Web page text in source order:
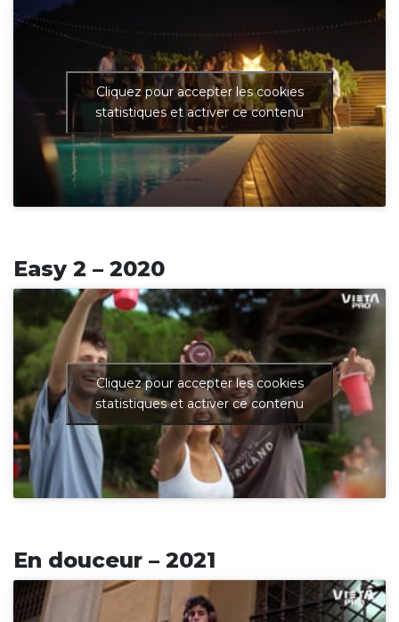
Cliquez pour accepter les cookies
statistiques et activer ce contenu
Easy 2 – 2020
Cliquez pour accepter les cookies
statistiques et activer ce contenu
En douceur – 2021